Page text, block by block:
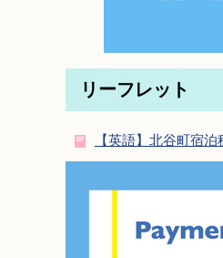
リーフレット
【英語】北谷町宿